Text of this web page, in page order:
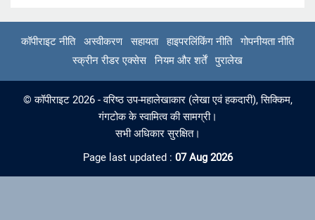
कॉपीराइट नीति अस्वीकरण सहायता हाइपरलिंकिंग नीति
गोपनीयता नीति
स्क्रीन रीडर एक्सेस
नियम और शर्तें पुरालेख
© कॉपीराइट 2026 - वरिष्ठ उप-महालेखाकार (लेखा एवं हकदारी), सिक्किम,
गंगटोक के स्वामित्व की सामग्री।
सभी अधिकार सुरक्षित।
Page last updated : 07 Aug 2026